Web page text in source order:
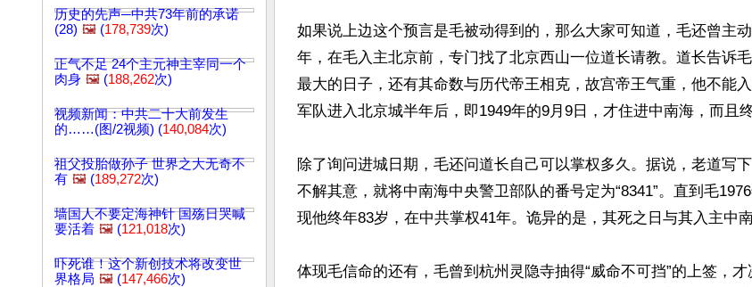
历史的先声─中共73年前的承诺
(28) 🖼️ (178,739次)
正气不足 24个主元神主宰同一个
肉身 🖼️ (188,262次)
视频新闻：中共二十大前发生
的……(图/2视频) (140,084次)
祖父投胎做孙子 世界之大无奇不
有 🖼️ (189,272次)
墙国人不要定海神针 国殇日哭喊
要活着 🖼️ (121,018次)
吓死谁！这个新创技术将改变世
界格局 🖼️ (147,466次)
如果说上边这个预言是毛被动得到的，那么大家可知道，毛还曾主
年，在毛入主北京前，专门找了北京西山一位道长请教。道长告诉
最大的日子，还有其命数与历代帝王相克，故宫帝王气重，他不能
军队进入北京城半年后，即1949年的9月9日，才住进中南海，而且
除了询问进城日期，毛还问道长自己可以掌权多久。据说，老道写
不解其意，就将中南海中央警卫部队的番号定为“8341”。直到毛
现他终年83岁，在中共掌权41年。诡异的是，其死之日与其入主中南
体现毛信命的还有，毛曾到杭州灵隐寺抽得“威命不可挡”的上签，